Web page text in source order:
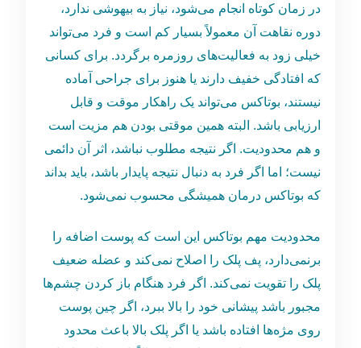
در زمان کوتاه انجام می‌شود، نیاز به بیهوشی ندارد،
دوره نقاهت آن معمولاً بسیار کم است و فرد می‌تواند
خیلی زود به فعالیت‌های روزمره برگردد. برای کسانی
که افتادگی خفیف دارند یا هنوز برای جراحی آماده
نیستند، بوتاکس می‌تواند یک راهکار موقت و قابل
ارزیابی باشد. البته همین موقتی بودن هم مزیت است
و هم محدودیت. اگر نتیجه مطلوب نباشد، اثر آن دائمی
نیست؛ اما اگر فرد به دنبال نتیجه پایدار باشد، باید بداند
که بوتاکس درمان همیشگی محسوب نمی‌شود.
محدودیت مهم بوتاکس این است که پوست اضافه را
برنمی‌دارد، پف پلک را اصلاح نمی‌کند و عضله ضعیف
پلک را تقویت نمی‌کند. اگر فرد هنگام باز کردن چشم‌ها
مجبور باشد پیشانی خود را بالا ببرد، اگر چین پوست
روی مژه‌ها افتاده باشد یا اگر پلک بالا باعث محدود